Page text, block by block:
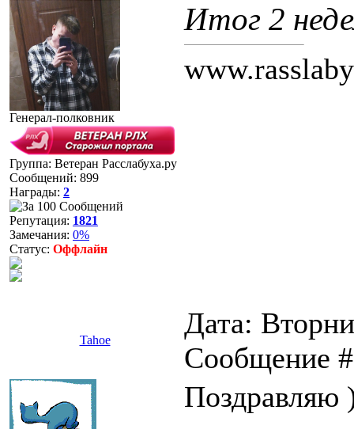
Генерал-полковник
Группа: Ветеран Расслабуха.ру
Сообщений: 899
Награды: 2
Репутация: 1821
Замечания: 0%
Статус: Оффлайн
Итог 2
Tahoe
Дата:
Сообщение
Поздравляю